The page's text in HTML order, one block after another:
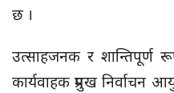
छ ।
उत्साहजनक र शान्तिपूर्ण
कार्यवाहक प्रमुख निर्वाचन